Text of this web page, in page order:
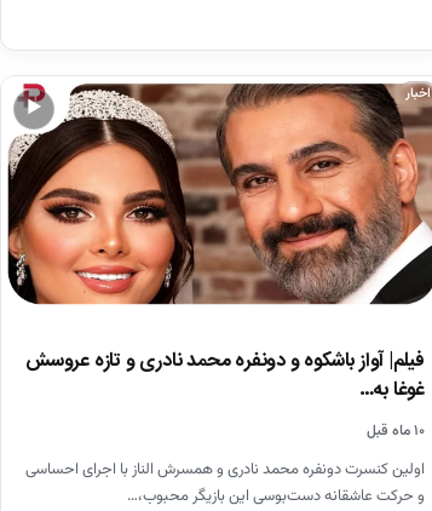
▶
اخبار
فیلم| آواز باشکوه و دونفره محمد نادری و تازه عروسش
غوغا به…
۱۰ ماه قبل
اولین کنسرت دونفره محمد نادری و همسرش الناز با اجرای احساسی
و حرکت عاشقانه دست‌بوسی این بازیگر محبوب،…